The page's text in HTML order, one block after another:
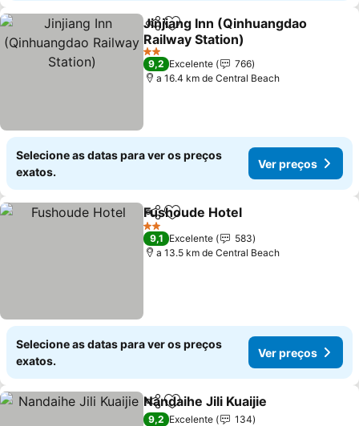
PartilharAdicionar aos favoritos
Jinjiang Inn (Qinhuangdao
Railway Station)
Ver preços
2 Estrelas
9,2 Excelente
766
a 16.4 km de Central Beach
Selecione as datas para ver os preços
exatos.
Ver preços
PartilharAdicionar aos favoritos
Fushoude Hotel
2 Estrelas
9,1 Excelente
583
a 13.5 km de Central Beach
Selecione as datas para ver os preços
exatos.
Ver preços
PartilharAdicionar aos favoritos
Nandaihe Jili Kuaijie
9,2 Excelente
134